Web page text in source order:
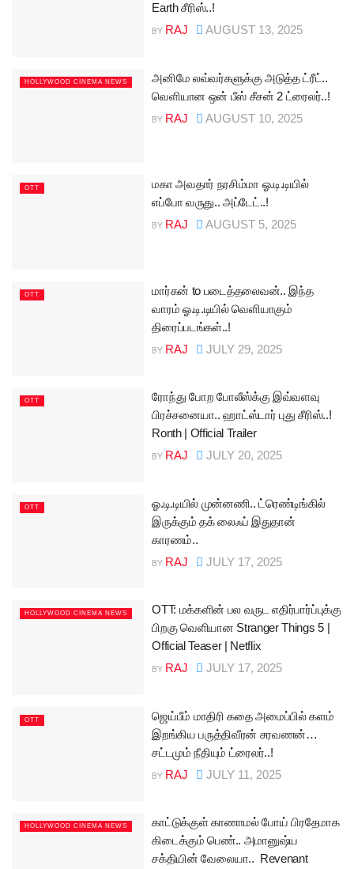
Earth சீரிஸ்..!
BY RAJ AUGUST 13, 2025
HOLLYWOOD CINEMA NEWS
அனிமே லவ்வர்களுக்கு அடுத்த ட்ரீட்..
வெளியான ஒன் பீஸ் சீசன் 2 ட்ரைலர்..!
BY RAJ AUGUST 10, 2025
OTT
மகா அவதார் நரசிம்மா ஓ.டி.டியில்
எப்போ வருது.. அப்டேட்..!
BY RAJ AUGUST 5, 2025
OTT
மார்கன் to படைத்தலைவன்.. இந்த
வாரம் ஓ.டி.டியில் வெளியாகும்
திரைப்படங்கள்..!
BY RAJ JULY 29, 2025
OTT
ரோந்து போற போலீஸ்க்கு இவ்வளவு
பிரச்சனையா.. ஹாட்ஸ்டார் புது சீரிஸ்..!
Ronth | Official Trailer
BY RAJ JULY 20, 2025
OTT
ஓ.டி.டியில் முன்னணி.. ட்ரெண்டிங்கில்
இருக்கும் தக் லைஃப் இதுதான்
காரணம்..
BY RAJ JULY 17, 2025
HOLLYWOOD CINEMA NEWS
OTT: மக்களின் பல வருட எதிர்பார்ப்புக்கு
பிறகு வெளியான Stranger Things 5 |
Official Teaser | Netflix
BY RAJ JULY 17, 2025
OTT
ஜெய்பீம் மாதிரி கதை அமைப்பில் களம்
இறங்கிய பருத்திவீரன் சரவணன்…
சட்டமும் நீதியும் ட்ரைலர்..!
BY RAJ JULY 11, 2025
HOLLYWOOD CINEMA NEWS
காட்டுக்குள் காணாமல் போய் பிரதேமாக
கிடைக்கும் பெண்.. அமானுஷ்ய
சக்தியின் வேலையா.. Revenant